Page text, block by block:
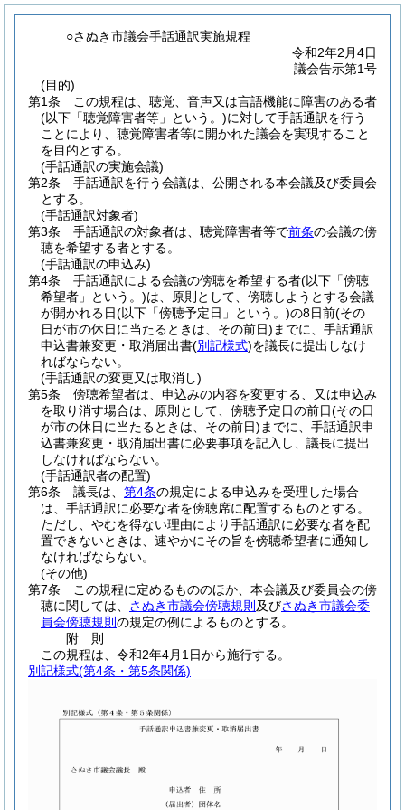
○さぬき市議会手話通訳実施規程
令和2年2月4日
議会告示第1号
(目的)
第1条
この規程は、聴覚、音声又は言語機能に障害のある者
(以下「聴覚障害者等」という。)に対して手話通訳を行う
ことにより、聴覚障害者等に開かれた議会を実現すること
を目的とする。
(手話通訳の実施会議)
第2条
手話通訳を行う会議は、公開される本会議及び委員会
とする。
(手話通訳対象者)
第3条
手話通訳の対象者は、聴覚障害者等で前条の会議の傍
聴を希望する者とする。
(手話通訳の申込み)
第4条
手話通訳による会議の傍聴を希望する者(以下「傍聴
希望者」という。)は、原則として、傍聴しようとする会議
が開かれる日(以下「傍聴予定日」という。)の8日前(その
日が市の休日に当たるときは、その前日) までに、手話通訳
申込書兼変更・取消届出書(別記様式)を議長に提出しなけ
ればならない。
(手話通訳の変更又は取消し)
第5条
傍聴希望者は、申込みの内容を変更する、又は申込み
を取り消す場合は、原則として、傍聴予定日の前日(その日
が市の休日に当たるときは、その前日) までに、手話通訳申
込書兼変更・取消届出書に必要事項を記入し、議長に提出
しなければならない。
(手話通訳者の配置)
第6条
議長は、 第4条の規定による申込みを受理した場合
は、手話通訳に必要な者を傍聴席に配置するものとする。
ただし、やむを得ない理由により手話通訳に必要な者を配
置できないときは、速やかにその旨を傍聴希望者に通知し
なければならない。
(その他)
第7条
この規程に定めるもののほか、本会議及び委員会の傍
聴に関しては、 さぬき市議会傍聴規則 及びさぬき市議会委
員会傍聴規則 の規定の例によるものとする。
附 則
この規程は、令和2年4月1日から施行する。
別記様式(第4条・第5条関係)